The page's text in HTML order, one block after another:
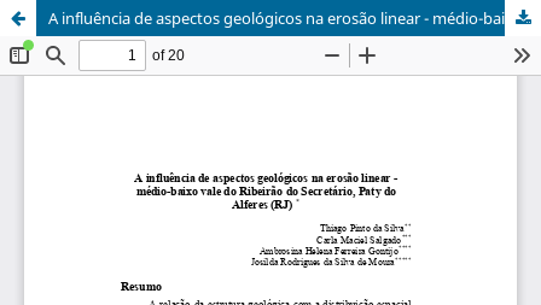
A influência de aspectos geológicos na erosão linear - médio-baixo vale do Ribeirão do Secretário, Paty do Alferes (RJ)